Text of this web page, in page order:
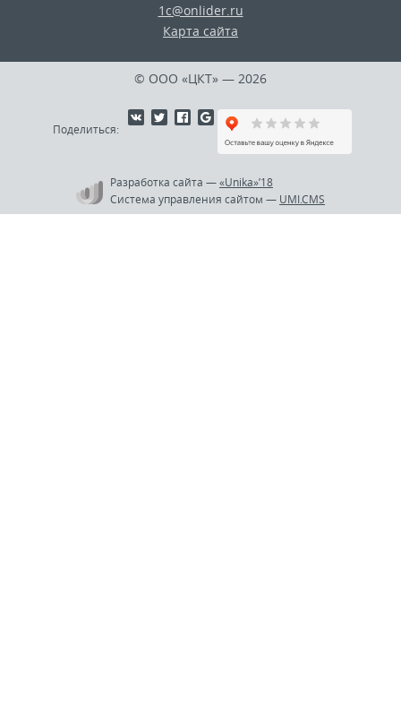
1c@onlider.ru
Карта сайта
© ООО «ЦКТ» — 2026
Поделиться:
Разработка сайта —«Unika»’18
Система управления сайтом — UMI.CMS